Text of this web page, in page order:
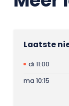
Laatste
di 11:00
ma 10:15